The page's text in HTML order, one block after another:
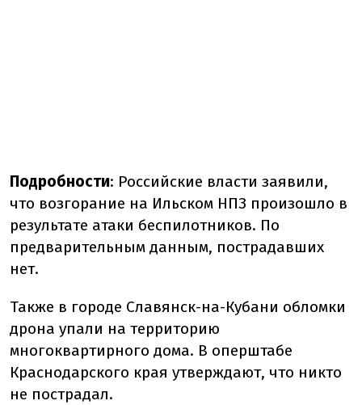
Подробности: Российские власти заявили,
что возгорание на Ильском НПЗ произошло в
результате атаки беспилотников. По
предварительным данным, пострадавших
нет.
Также в городе Славянск-на-Кубани обломки
дрона упали на территорию
многоквартирного дома. В оперштабе
Краснодарского края утверждают, что никто
не пострадал.